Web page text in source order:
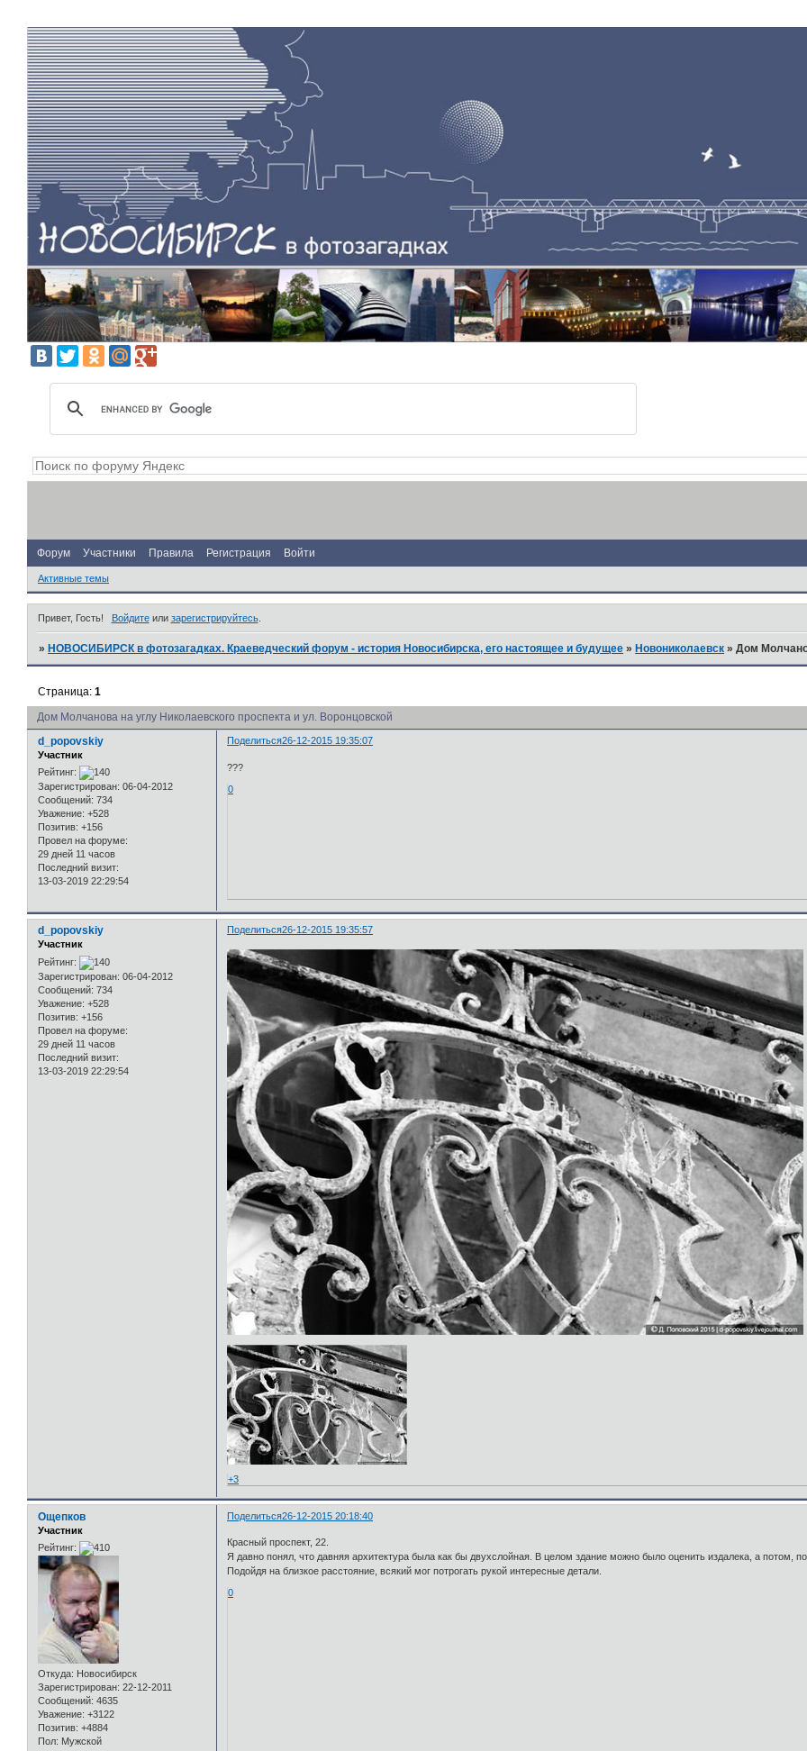
Форум Участники Правила Регистрация Войти
Активные темы
Привет, Гость! Войдитеили зарегистрируйтесь.
»НОВОСИБИРСК в фотозагадках. Краеведческий форум - история Новосибирска, его настоящее и будущее »Новониколаевск »Дом
Дом Молчанова на углу Николаевского проспекта и ул. Воронцовской
Страница:1
Поделиться26-12-2015 19:35:07
d_popovskiy
Участник
Рейтинг:
Зарегистрирован: 06-04-2012
Сообщений: 734
Уважение: +528
Позитив: +156
Провел на форуме:
29 дней 11 часов
Последний визит:
13-03-2019 22:29:54
???
0
Поделиться26-12-2015 19:35:57
d_popovskiy
Участник
Рейтинг:
Зарегистрирован: 06-04-2012
Сообщений: 734
Уважение: +528
Позитив: +156
Провел на форуме:
29 дней 11 часов
Последний визит:
13-03-2019 22:29:54
+3
Поделиться26-12-2015 20:18:40
Ощепков
Участник
Рейтинг:
Откуда: Новосибирск
Зарегистрирован: 22-12-2011
Сообщений: 4635
Уважение: +3122
Позитив: +4884
Пол: Мужской
Красный проспект, 22.
Я давно понял, что давняя архитектура была как бы двухслойная. В целом здание можно было оценить издалека, а потом,
Подойдя на близкое расстояние, всякий мог потрогать рукой интересные детали.
0